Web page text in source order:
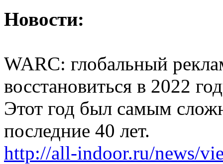
Новости:
WARC: глобальный
восстановиться в 2022
Этот год был самым
последние 40 лет.
http://all-indoor.ru/news/